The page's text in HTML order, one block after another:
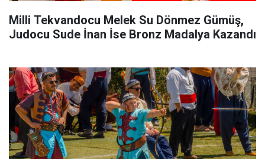
Milli Tekvandocu Melek Su Dönmez Gümüş,
Judocu Sude İnan İse Bronz Madalya Kazandı